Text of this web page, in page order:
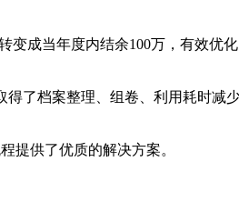
成当年度内结余100万，有效优
了档案整理、组卷、利用耗时减
提供了优质的解决方案。